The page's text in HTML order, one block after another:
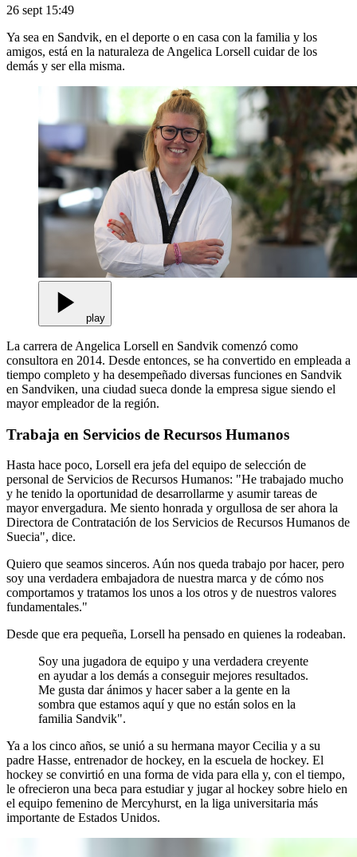
26 sept 15:49
Ya sea en Sandvik, en el deporte o en casa con la familia y los
amigos, está en la naturaleza de Angelica Lorsell cuidar de los
demás y ser ella misma.
play
La carrera de Angelica Lorsell en Sandvik comenzó como
consultora en 2014. Desde entonces, se ha convertido en empleada a
tiempo completo y ha desempeñado diversas funciones en Sandvik
en Sandviken, una ciudad sueca donde la empresa sigue siendo el
mayor empleador de la región.
Trabaja en Servicios de Recursos Humanos
Hasta hace poco, Lorsell era jefa del equipo de selección de
personal de Servicios de Recursos Humanos: "He trabajado mucho
y he tenido la oportunidad de desarrollarme y asumir tareas de
mayor envergadura. Me siento honrada y orgullosa de ser ahora la
Directora de Contratación de los Servicios de Recursos Humanos de
Suecia", dice.
Quiero que seamos sinceros. Aún nos queda trabajo por hacer, pero
soy una verdadera embajadora de nuestra marca y de cómo nos
comportamos y tratamos los unos a los otros y de nuestros valores
fundamentales."
Desde que era pequeña, Lorsell ha pensado en quienes la rodeaban.
Soy una jugadora de equipo y una verdadera creyente
en ayudar a los demás a conseguir mejores resultados.
Me gusta dar ánimos y hacer saber a la gente en la
sombra que estamos aquí y que no están solos en la
familia Sandvik".
Ya a los cinco años, se unió a su hermana mayor Cecilia y a su
padre Hasse, entrenador de hockey, en la escuela de hockey. El
hockey se convirtió en una forma de vida para ella y, con el tiempo,
le ofrecieron una beca para estudiar y jugar al hockey sobre hielo en
el equipo femenino de Mercyhurst, en la liga universitaria más
importante de Estados Unidos.